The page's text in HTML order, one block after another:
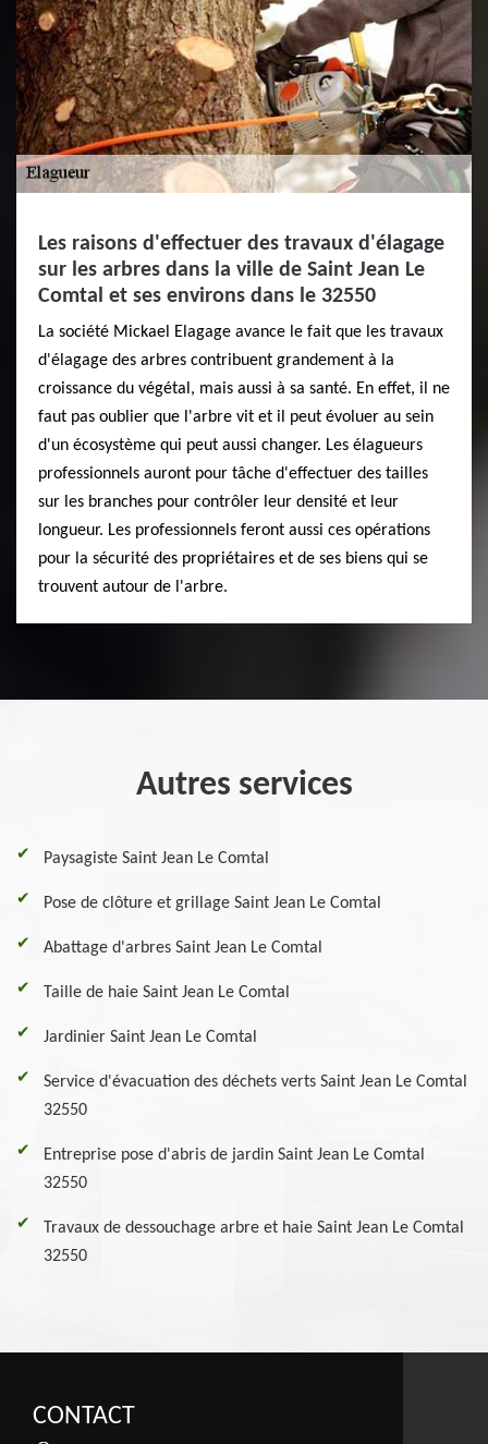
Les raisons d'effectuer des travaux d'élagage
sur les arbres dans la ville de Saint Jean Le
Comtal et ses environs dans le 32550
La société Mickael Elagage avance le fait que les travaux
d'élagage des arbres contribuent grandement à la
croissance du végétal, mais aussi à sa santé. En effet, il ne
faut pas oublier que l'arbre vit et il peut évoluer au sein
d'un écosystème qui peut aussi changer. Les élagueurs
professionnels auront pour tâche d'effectuer des tailles
sur les branches pour contrôler leur densité et leur
longueur. Les professionnels feront aussi ces opérations
pour la sécurité des propriétaires et de ses biens qui se
trouvent autour de l'arbre.
Autres services
Paysagiste Saint Jean Le Comtal
Pose de clôture et grillage Saint Jean Le Comtal
Abattage d'arbres Saint Jean Le Comtal
Taille de haie Saint Jean Le Comtal
Jardinier Saint Jean Le Comtal
Service d'évacuation des déchets verts Saint Jean Le Comtal
32550
Entreprise pose d'abris de jardin Saint Jean Le Comtal
32550
Travaux de dessouchage arbre et haie Saint Jean Le Comtal
32550
CONTACT